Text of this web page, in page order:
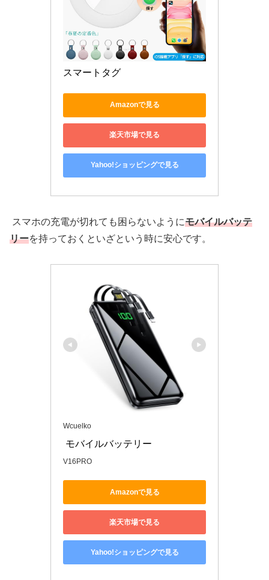
スマートタグ
Amazonで見る
楽天市場で見る
Yahoo!ショッピングで見る
スマホの充電が切れても困らないようにモバイルバッテ
リーを持っておくといざという時に安心です。
Wcuelko
モバイルバッテリー
V16PRO
Amazonで見る
楽天市場で見る
Yahoo!ショッピングで見る